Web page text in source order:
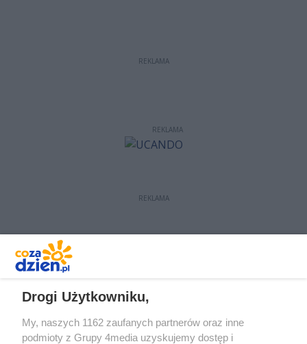
REKLAMA
REKLAMA
REKLAMA
Drogi Użytkowniku,
My, naszych 1162 zaufanych partnerów oraz inne
podmioty z Grupy 4media uzyskujemy dostęp i